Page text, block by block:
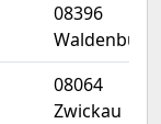
08396
Waldenburg
08064
Zwickau